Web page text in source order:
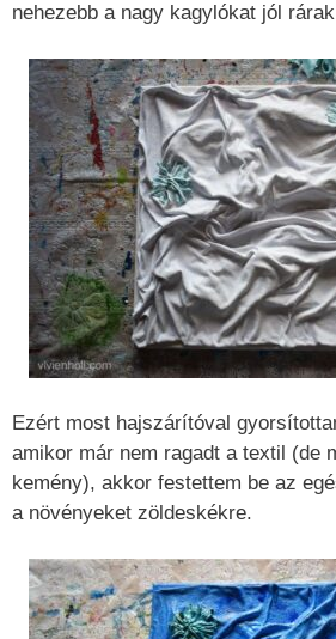
nehezebb a nagy kagylókat jól
Ezért most hajszárítóval
amikor már nem ragadt a textil (de
kemény), akkor festettem be az
a növényeket zöldeskékre.